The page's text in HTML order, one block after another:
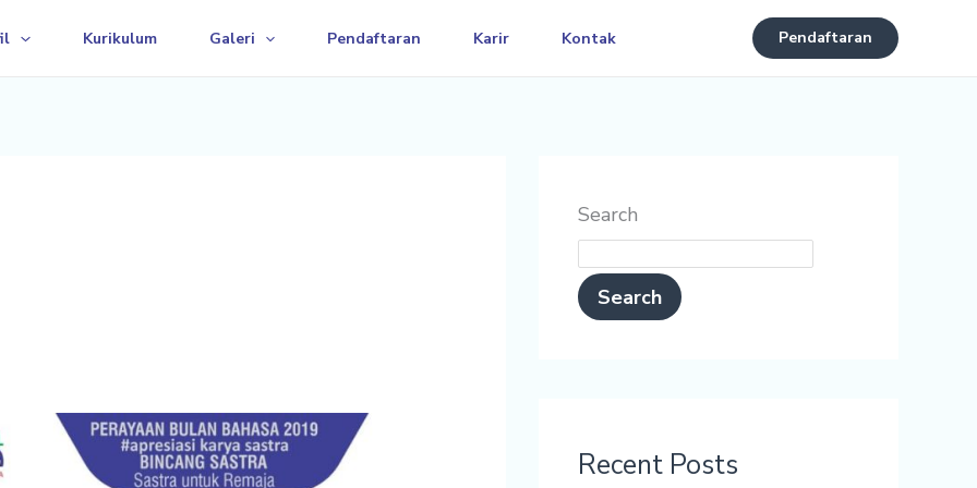
Kurikulum Galeri Pendaftaran Karir Kontak Pendaftaran
Search
Search
Recent Posts